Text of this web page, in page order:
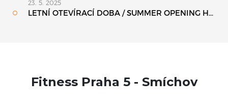
Fitness Praha 5 - Smíchov